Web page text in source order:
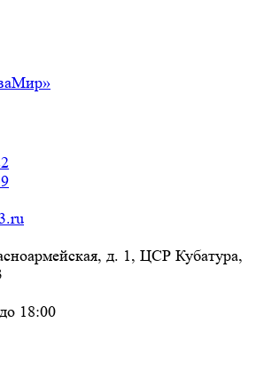
д. 1, ЦСР Кубатура,
18:00